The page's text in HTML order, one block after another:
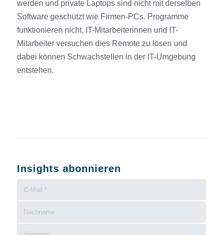
werden und private Laptops sind nicht mit derselben
Software geschützt wie Firmen-PCs. Programme
funktionieren nicht, IT-Mitarbeiterinnen und IT-
Mitarbeiter versuchen dies Remote zu lösen und
dabei können Schwachstellen in der IT-Umgebung
entstehen.
Insights abonnieren